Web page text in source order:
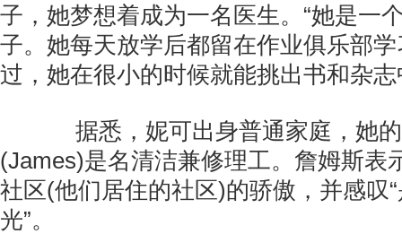
子，她梦想着成为一名医生。“她是一
子。她每天放学后都留在作业俱乐部
过，她在很小的时候就能挑出书和杂
据悉，妮可出身普通家庭，她的
(James)是名清洁兼修理工。詹姆斯表
社区(他们居住的社区)的骄傲，并感叹
光”。